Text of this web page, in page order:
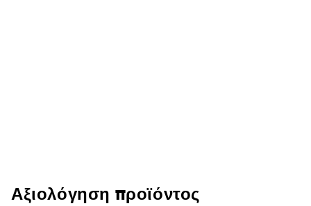
Αξιολόγηση προϊόντος